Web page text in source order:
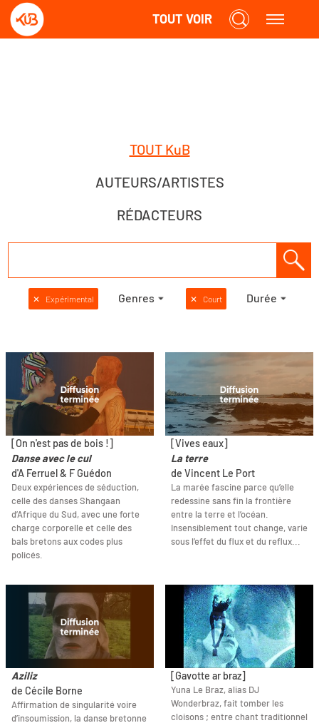
TOUT VOIR
TOUT KuB
AUTEURS/ARTISTES
RÉDACTEURS
✕ Expérimental Genres ✕ Court Durée
[On n'est pas de bois !]
Danse avec le cul
d'A Ferruel & F Guédon
Deux expériences de séduction,
celle des danses Shangaan
d’Afrique du Sud, avec une forte
charge corporelle et celle des
bals bretons aux codes plus
policés.
[Vives eaux]
La terre
de Vincent Le Port
La marée fascine parce qu’elle
redessine sans fin la frontière
entre la terre et l’océan.
Insensiblement tout change, varie
sous l’effet du flux et du reflux...
Aziliz
de Cécile Borne
Affirmation de singularité voire
d’insoumission, la danse bretonne
[Gavotte ar braz]
Yuna Le Braz, alias DJ
Wonderbraz, fait tomber les
cloisons ; entre chant traditionnel